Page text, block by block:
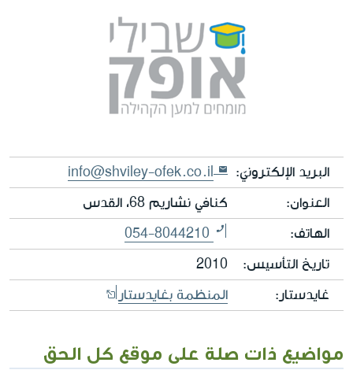
البريد الإلكترونيّ: info@shviley-ofek.co.il
العنوان: كنافي نشاريم 68، القدس
الهاتف: 054-8044210
تاريخ التأسيس: 2010
غايدستار: المنظمة بغايدستار
مواضيع ذات صلة على موقع كل الحق